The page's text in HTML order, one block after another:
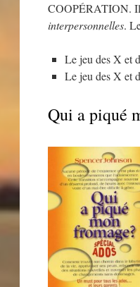
COOPÉRATION. Il
interpersonnelles.
Le jeu des X et
Le jeu des X et
Qui a piqué